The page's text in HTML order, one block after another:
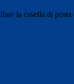
la casella di posta